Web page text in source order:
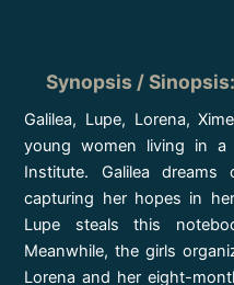
Synopsis / Sinopsis:
Galilea, Lupe, Lorena,
young women living in a
Institute. Galilea
capturing her hopes in
Lupe steals this
Meanwhile, the girls
Lorena and her eight-